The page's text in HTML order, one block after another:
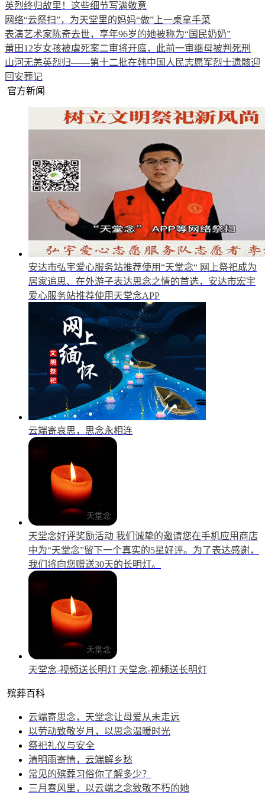
英烈终归故里！这些细节写满敬意
网络“云祭扫”，为天堂里的妈妈“做”上一桌拿手菜
表演艺术家陈奇去世，享年96岁的她被称为“国民奶奶”
莆田12岁女孩被虐死案二审将开庭，此前一审继母被判死刑
山河无恙英烈归——第十二批在韩中国人民志愿军烈士遗骸迎
回安葬记
官方新闻
安达市弘宇爱心服务站推荐使用“天堂念“ 网上祭祀成为
居家追思、在外游子表达思念之情的首选，安达市宏宇
爱心服务站推荐使用天堂念APP
云端寄哀思，思念永相连
天堂念好评奖励活动 我们诚挚的邀请您在手机应用商店
中为“天堂念”留下一个真实的5星好评。为了表达感谢，
我们将向您赠送30天的长明灯。
天堂念-视频送长明灯 天堂念-视频送长明灯
殡葬百科
云端寄思念，天堂念让母爱从未走远
以劳动致敬岁月，以思念温暖时光
祭祀礼仪与安全
清明雨寄情，云端解乡愁
常见的殡葬习俗你了解多少？
三月春风里，以云端之念致敬不朽的她